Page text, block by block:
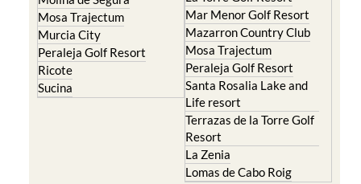
Terrazas de la Torre Golf
Resort
La Zenia
Lomas de Cabo Roig
Important Topics:
Murcia property news generic thread